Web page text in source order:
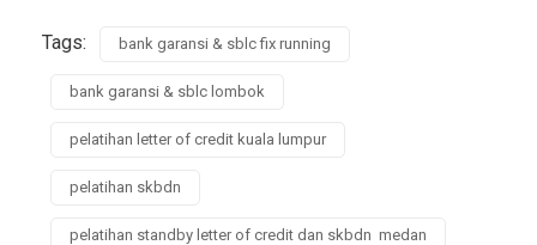
Tags: bank garansi & sblc fix running
bank garansi & sblc lombok
pelatihan letter of credit kuala lumpur
pelatihan skbdn
pelatihan standby letter of credit dan skbdn medan